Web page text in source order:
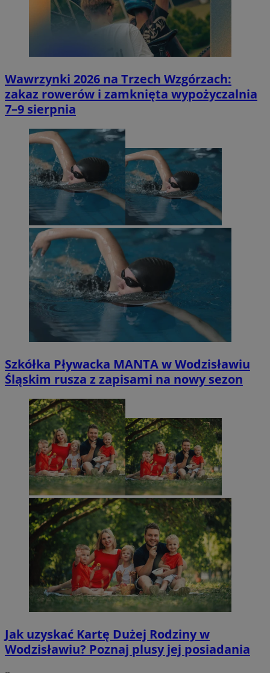
Wawrzynki 2026 na Trzech Wzgórzach:
zakaz rowerów i zamknięta wypożyczalnia
7–9 sierpnia
Szkółka Pływacka MANTA w Wodzisławiu
Śląskim rusza z zapisami na nowy sezon
Jak uzyskać Kartę Dużej Rodziny w
Wodzisławiu? Poznaj plusy jej posiadania